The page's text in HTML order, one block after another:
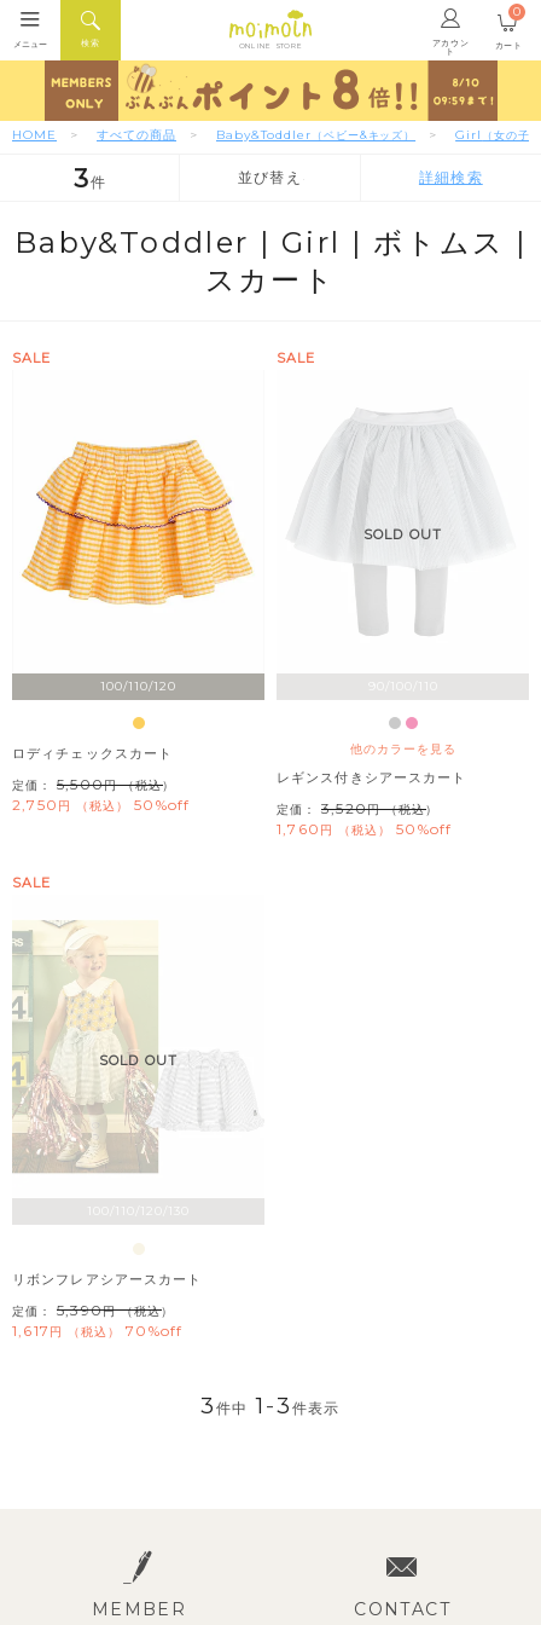
ONLINE STORE アカウン
ト
検索
メニュー カート
0
HOME すべての商品 Baby&Toddler （ベビー&キッズ） Girl （女の子）
並び替え
価格が安い順
3件 詳細検索
Baby&Toddler | Girl | ボトムス |
スカート
100/110/120
SALE
ロディチェックスカート
定価： 5,500 （税込）
2,750 税込 50%off
他のカラーを見る
SOLD OUT
SALE
レギンス付きシアースカート
定価： 3,520 （税込）
1,760 税込 50%off
SOLD OUT
SALE
リボンフレアシアースカート
定価： 5,390 （税込）
1,617 税込 70%off
3件中 1 -3 件表示
MEMBER CONTACT